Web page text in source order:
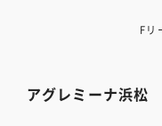
Fリ
アグレミーナ浜松